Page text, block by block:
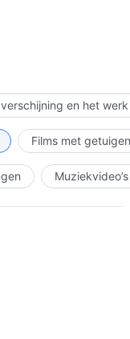
en het
Films met
Muziekvideo’s